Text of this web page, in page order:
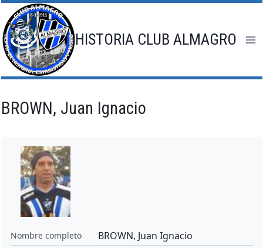
Saltar
al
contenido
HISTORIA CLUB ALMAGRO
BROWN, Juan Ignacio
Nombre completo BROWN, Juan Ignacio